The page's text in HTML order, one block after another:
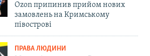
Ozon припинив прийом нових
замовлень на Кримському
півострові
ПРАВА ЛЮДИНИ